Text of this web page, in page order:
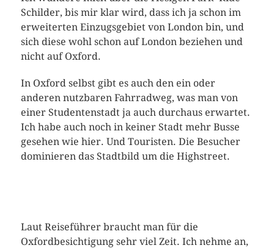
Schilder, bis mir klar wird, dass ich ja schon im
erweiterten Einzugsgebiet von London bin, und
sich diese wohl schon auf London beziehen und
nicht auf Oxford.
In Oxford selbst gibt es auch den ein oder
anderen nutzbaren Fahrradweg, was man von
einer Studentenstadt ja auch durchaus erwartet.
Ich habe auch noch in keiner Stadt mehr Busse
gesehen wie hier. Und Touristen. Die Besucher
dominieren das Stadtbild um die Highstreet.
Laut Reiseführer braucht man für die
Oxfordbesichtigung sehr viel Zeit. Ich nehme an,